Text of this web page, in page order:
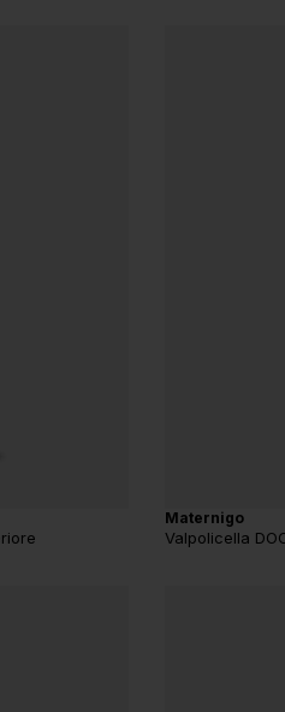
Maternigo
Valpolicella